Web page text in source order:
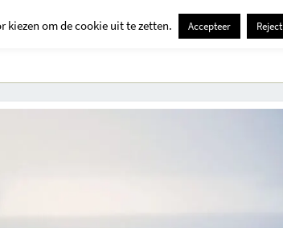
Creatief Erop Uit Huis En Tuin
kiezen om de cookie uit te zetten. Accepteer Reject